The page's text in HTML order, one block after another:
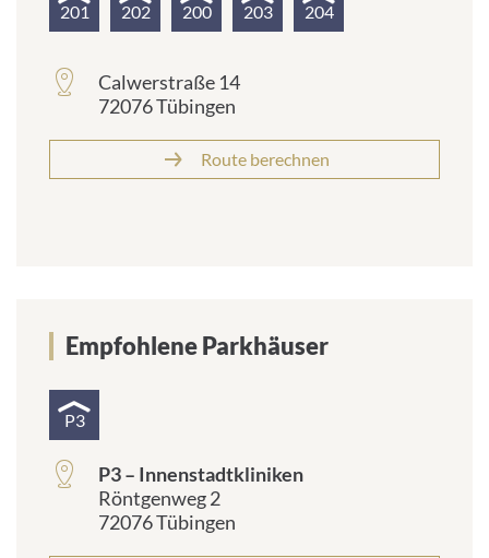
201 202 200 203 204
Calwerstraße 14
72076 Tübingen
Route berechnen
Empfohlene Parkhäuser
P3
P3 – Innenstadtkliniken
Röntgenweg 2
72076 Tübingen